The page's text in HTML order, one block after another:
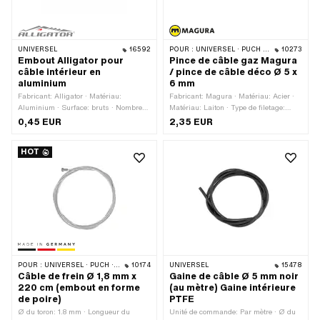
UNIVERSEL 16592
Embout Alligator pour
câble intérieur en
aluminium
Fabricant: Alligator · Matériau:
Aluminium · Surface: bruts · Nombre
de connexions: 1 pcs · Couleur: argent ·
Nombre de composants: 1 pcs · Champ
d'application: Standard
0,45 EUR
POUR : UNIVERSEL · PUCH · SACHS · PONY / CILO (BÊTA 521 & 512) · PIAGGIO · ZÜNDAPP BELMONDO · TOMOS 10273
Pince de câble gaz Magura
/ pince de câble déco Ø 5 x
6 mm
Fabricant: Magura · Matériau: Acier ·
Matériau: Laiton · Type de filetage:
M4x0.7 (filetage standard) · Ø
vis: Tête bombée · Surface: nickelé ·
Longueur totale: 6 mm · Longueur du
filetage: 4 mm · Nombre de
composants: 2 pcs
2,35 EUR
HOT
POUR : UNIVERSEL · PUCH · SACHS · PONY / CILO (BÊTA 521 & 512) · PIAGGIO · ZÜNDAPP BELMONDO · TOMOS 10174
Câble de frein Ø 1,8 mm x
220 cm (embout en forme
de poire)
Ø du toron: 1.8 mm · Longueur du
UNIVERSEL 15478
Gaine de câble Ø 5 mm noir
(au mètre) Gaine intérieure
PTFE
Unité de commande: Par mètre · Ø du